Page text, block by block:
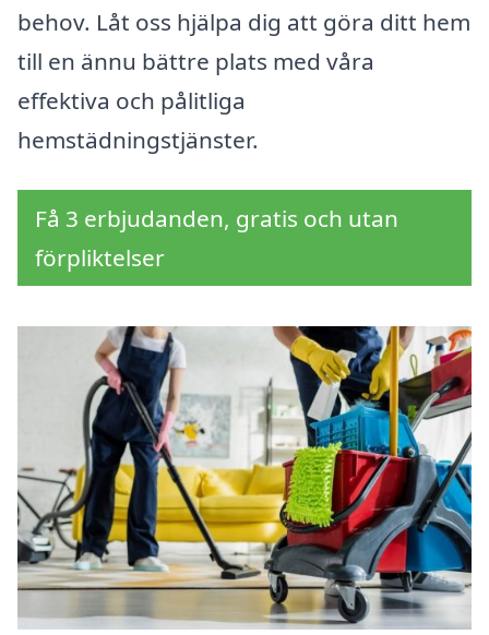
behov. Låt oss hjälpa dig att göra ditt hem
till en ännu bättre plats med våra
effektiva och pålitliga
hemstädningstjänster.
Få 3 erbjudanden, gratis och utan
förpliktelser